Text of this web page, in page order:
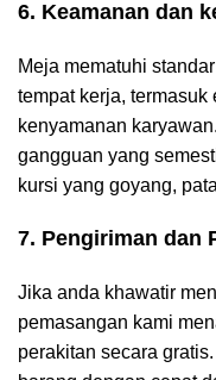
6. Keamanan dan
Meja mematuhi
tempat kerja,
kenyamanan
gangguan yang
kursi yang goyang,
7. Pengiriman dan
Jika anda khawatir
pemasangan kami
perakitan secara